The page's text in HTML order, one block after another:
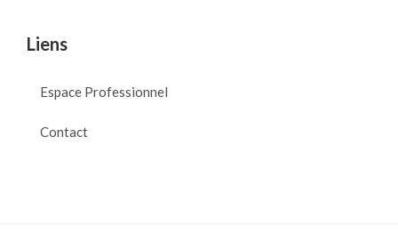
Liens
Espace Professionnel
Contact